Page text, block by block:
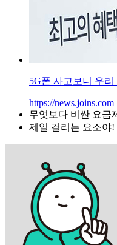
5G폰 사고보니 우리
https://news.joins.com
무엇보다 비싼 요금
제일 걸리는 요소야!